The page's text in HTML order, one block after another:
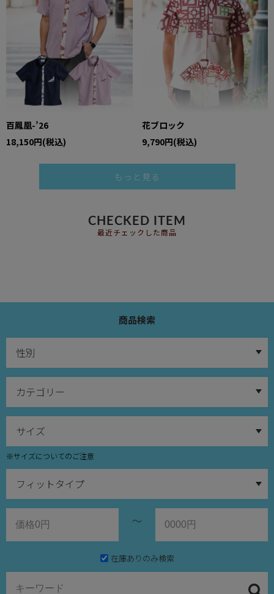
百鳳凰-’26
18,150円(税込)
花ブロック
9,790円(税込)
もっと見る
CHECKED ITEM
最近チェックした商品
商品検索
※サイズについてのご注意
～
在庫ありのみ検索